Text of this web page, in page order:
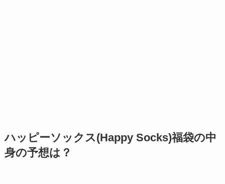
ハッピーソックス(Happy Socks)福袋の中
身の予想は？